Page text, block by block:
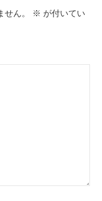
ん。 ※ が付いてい